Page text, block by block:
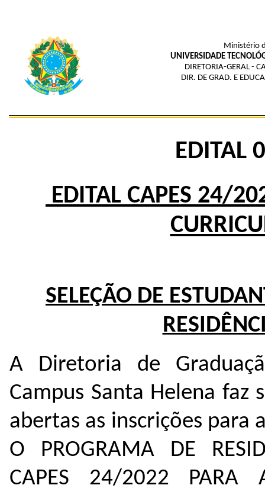
Ministério
UNIVERSIDADE
DIRETORIA-GERAL -
DIR. DE GRAD. E
EDITAL
EDITAL CAPES 24/
SELEÇÃO DE
A Diretoria de
Campus Santa Helena faz
abertas as inscrições para a
O PROGRAMA DE
CAPES 24/2022 PARA